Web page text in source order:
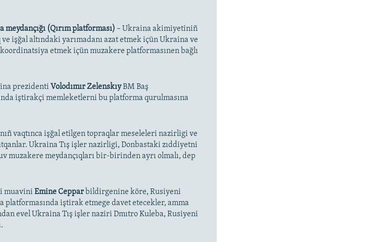
meydançığı (Qırım platforması)– Ukraina akimiyetiniñ
ve işğal altındaki yarımadanı azat etmek içün Ukraina ve
etmek içün muzakere platformasınen bağlı
prezidenti Volodımır ZelenskıyBM Baş
iştirakçi memleketlerni bu platforma qurulmasına
vaqtınca işğal etilgen topraqlar meseleleri nazirligi ve
Ukraina Tış işler nazirligi, Donbastaki zıddiyetni
muzakere meydançıqları bir-birinden ayrı olmalı, dep
muaviniEmine Ceppar bildirgenine köre, Rusiyeni
platformasında iştirak etmege davet etecekler, amma
evel Ukraina Tış işler naziri Dmıtro Kuleba, Rusiyeni